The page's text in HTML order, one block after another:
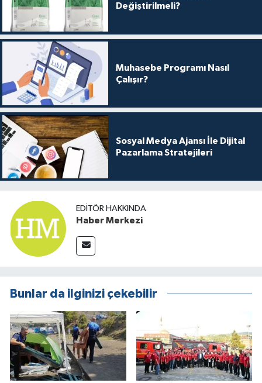
Değiştirilmeli?
Muhasebe Programı Nasıl
Çalışır?
Sosyal Medya Ajansı İle Dijital
Pazarlama Stratejileri
EDITÖR HAKKINDA
Haber Merkezi
Bunlar da ilginizi çekebilir